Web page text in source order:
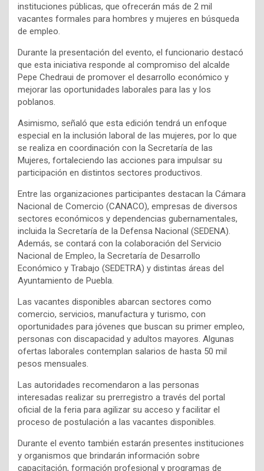
instituciones públicas, que ofrecerán más de 2 mil
vacantes formales para hombres y mujeres en búsqueda
de empleo.
Durante la presentación del evento, el funcionario destacó
que esta iniciativa responde al compromiso del alcalde
Pepe Chedraui de promover el desarrollo económico y
mejorar las oportunidades laborales para las y los
poblanos.
Asimismo, señaló que esta edición tendrá un enfoque
especial en la inclusión laboral de las mujeres, por lo que
se realiza en coordinación con la Secretaría de las
Mujeres, fortaleciendo las acciones para impulsar su
participación en distintos sectores productivos.
Entre las organizaciones participantes destacan la Cámara
Nacional de Comercio (CANACO), empresas de diversos
sectores económicos y dependencias gubernamentales,
incluida la Secretaría de la Defensa Nacional (SEDENA).
Además, se contará con la colaboración del Servicio
Nacional de Empleo, la Secretaría de Desarrollo
Económico y Trabajo (SEDETRA) y distintas áreas del
Ayuntamiento de Puebla.
Las vacantes disponibles abarcan sectores como
comercio, servicios, manufactura y turismo, con
oportunidades para jóvenes que buscan su primer empleo,
personas con discapacidad y adultos mayores. Algunas
ofertas laborales contemplan salarios de hasta 50 mil
pesos mensuales.
Las autoridades recomendaron a las personas
interesadas realizar su prerregistro a través del portal
oficial de la feria para agilizar su acceso y facilitar el
proceso de postulación a las vacantes disponibles.
Durante el evento también estarán presentes instituciones
y organismos que brindarán información sobre
capacitación, formación profesional y programas de